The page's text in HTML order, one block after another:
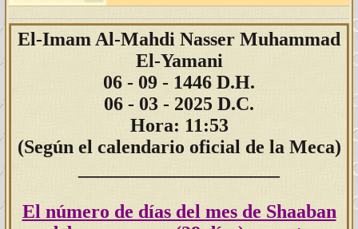
El-Imam Al-Mahdi Nasser Muhammad
El-Yamani
06 - 09 - 1446 D.H.
06 - 03 - 2025 D.C.
Hora: 11:53
(Según el calendario oficial de la Meca)
El número de días del mes de Shaaban